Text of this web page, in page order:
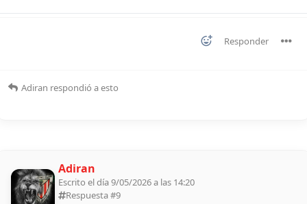
Responder
Adiran respondió a esto
Adiran
Escrito el día 9/05/2026 a las 14:20
Respuesta #9